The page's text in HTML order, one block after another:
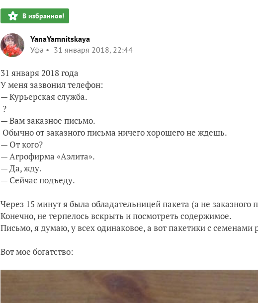
В избранное!
YanaYamnitskaya
Уфа
31 января 2018, 22:44
31 января 2018 года
У меня зазвонил телефон:
— Курьерская служба.
?
— Вам заказное письмо.
Обычно от заказного письма ничего хорошего не ждешь.
— От кого?
— Агрофирма «Аэлита».
— Да, жду.
— Сейчас подъеду.
Через 15 минут я была обладательницей пакета (а не заказного
Конечно, не терпелось вскрыть и посмотреть содержимое.
Письмо, я думаю, у всех одинаковое, а вот пакетики с семенами
Вот мое богатство: